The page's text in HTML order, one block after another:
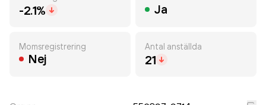
-2.1% Ja
Momsregistrering
Nej
Antal anställda
21